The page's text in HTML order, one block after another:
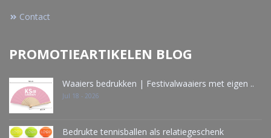
Contact
PROMOTIEARTIKELEN BLOG
Waaiers bedrukken | Festivalwaaiers met eigen ..
Jul 18 - 2026
Bedrukte tennisballen als relatiegeschenk